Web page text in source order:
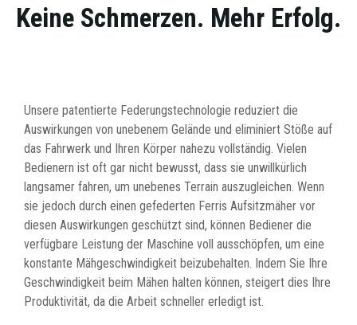
Keine Schmerzen. Mehr Erfolg.
Unsere patentierte Federungstechnologie reduziert die
Auswirkungen von unebenem Gelände und eliminiert Stöße auf
das Fahrwerk und Ihren Körper nahezu vollständig. Vielen
Bedienern ist oft gar nicht bewusst, dass sie unwillkürlich
langsamer fahren, um unebenes Terrain auszugleichen. Wenn
sie jedoch durch einen gefederten Ferris Aufsitzmäher vor
diesen Auswirkungen geschützt sind, können Bediener die
verfügbare Leistung der Maschine voll ausschöpfen, um eine
konstante Mähgeschwindigkeit beizubehalten. Indem Sie Ihre
Geschwindigkeit beim Mähen halten können, steigert dies Ihre
Produktivität, da die Arbeit schneller erledigt ist.